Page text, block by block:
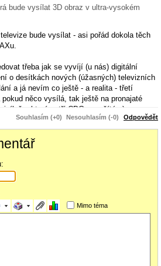
bude vysílat 3D obraz v ultra-vysokém
bude vysílat - asi pořád dokola těch
třeba jak se vyvíjí (u nás) digitální
o desítkách nových (úžasných) televizních
a já nevím co ještě - a realita - třetí
něco vysílá, tak ještě na pronajaté
které patří CDG nepočítám).
3-s-nejasn ou-budoucnosti-ma-
Souhlasím (+0) Nesouhlasím (-0) Odpovědět
Mimo téma